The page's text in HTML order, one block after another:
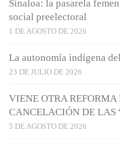
Sinaloa: la pasarela
social preelectoral
1 DE AGOSTO DE 2026
La autonomía indígena
23 DE JULIO DE 2026
VIENE OTRA
CANCELACIÓN DE LAS
5 DE AGOSTO DE 2026